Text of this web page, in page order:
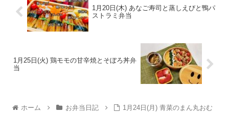
1月20日(木) あなご寿司と蒸しえびと鴨パ
ストラミ弁当
1月25日(火) 鶏モモの甘辛焼とそぼろ丼弁
当
ホーム お弁当日記 1月24日(月) 青菜のまん丸おむ